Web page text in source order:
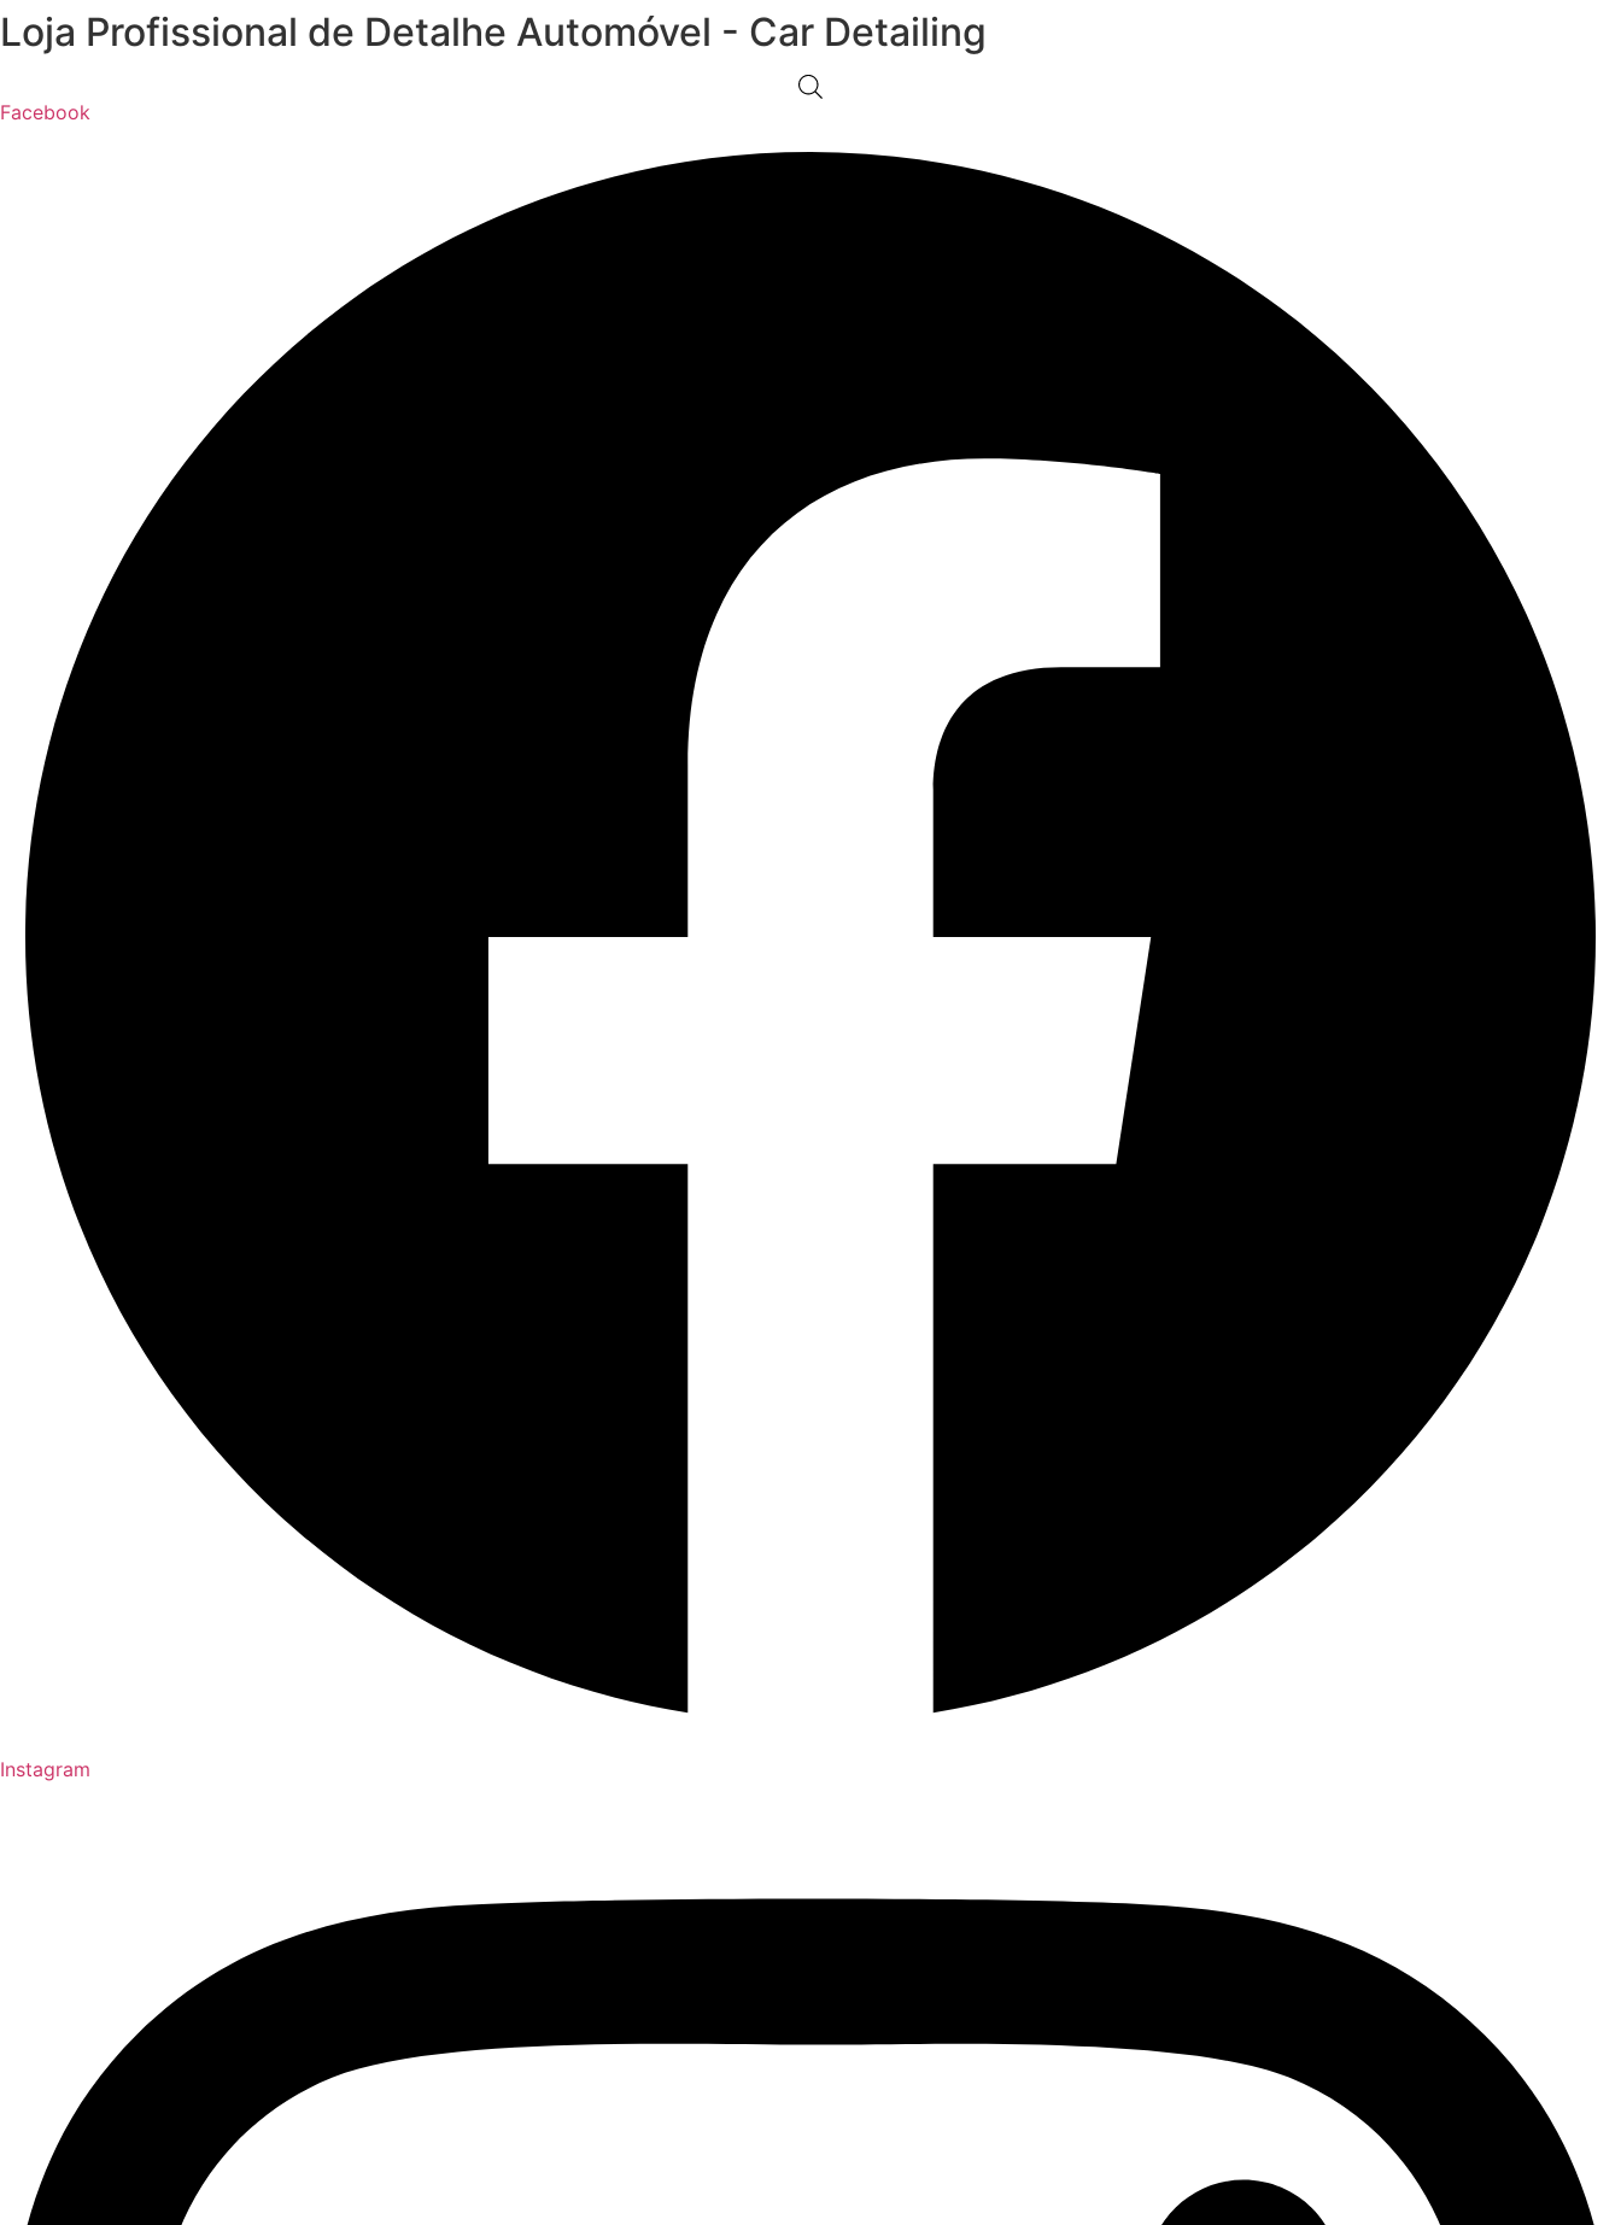
Pular
para
conteúdo
Loja Profissional de Detalhe Automóvel - Car Detailing
Facebook
Instagram